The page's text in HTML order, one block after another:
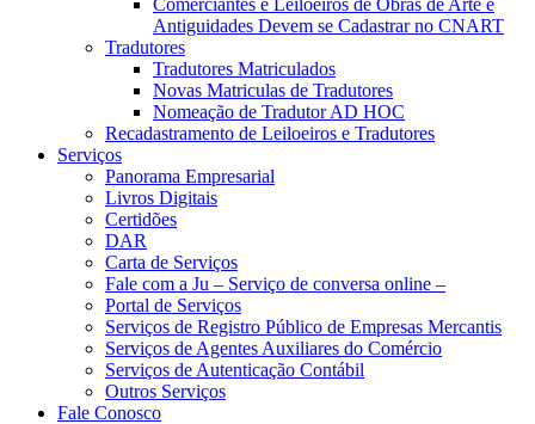
Comerciantes e Leiloeiros de Obras de Arte e
Antiguidades Devem se Cadastrar no CNART
Tradutores
Tradutores Matriculados
Novas Matriculas de Tradutores
Nomeação de Tradutor AD HOC
Recadastramento de Leiloeiros e Tradutores
Serviços
Panorama Empresarial
Livros Digitais
Certidões
DAR
Carta de Serviços
Fale com a Ju – Serviço de conversa online –
Portal de Serviços
Serviços de Registro Público de Empresas Mercantis
Serviços de Agentes Auxiliares do Comércio
Serviços de Autenticação Contábil
Outros Serviços
Fale Conosco